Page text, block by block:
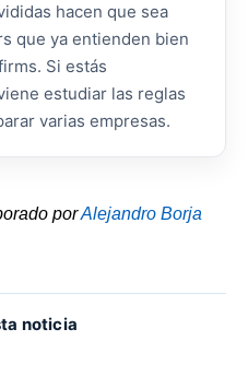
hacen que sea
que ya entienden bien
Si estás
estudiar las reglas
varias empresas.
porAlejandro Borja
noticia